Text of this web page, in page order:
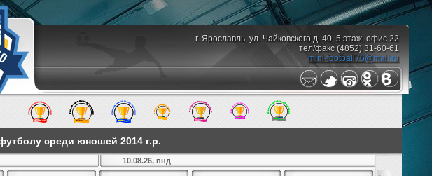
г. Ярославль, ул. Чайковского д. 40, 5 этаж, офис 22
тел/факс (4852) 31-60-61
mini-football76@mail.ru
среди юношей 2014 г.р.
10.08.26, пнд